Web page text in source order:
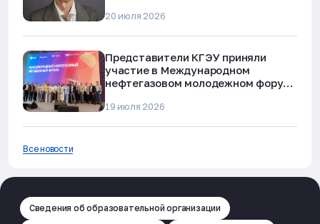
20 июля 2026
Представители КГЭУ приняли
участие в Международном
нефтегазовом молодежном форуме
19 июля 2026
Все новости
Сведения об образовательной организации